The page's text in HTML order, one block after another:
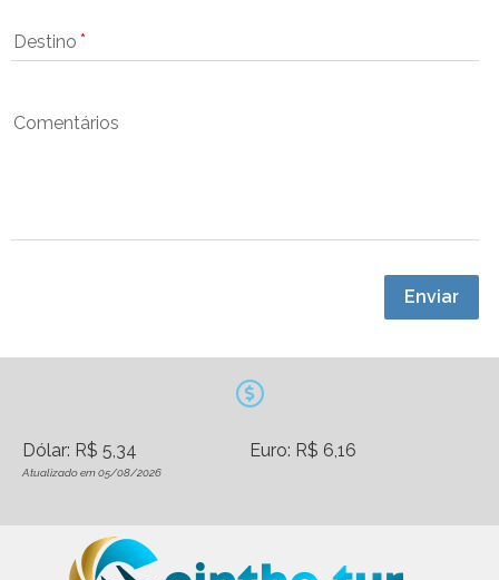
Destino
Comentários
Enviar
Dólar: R$ 5,34 Euro: R$ 6,16
Atualizado em 05/08/2026